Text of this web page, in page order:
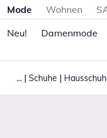
Produktkategorien
Mode Wohnen
Neu!
Damenmode
... | Schuhe |